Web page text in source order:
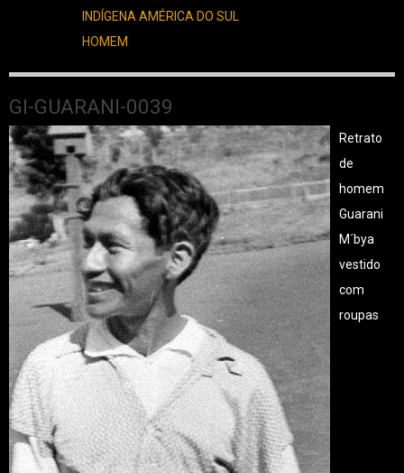
INDÍGENA AMÉRICA DO SUL
HOMEM
GI-GUARANI-0039
Retrato
de
homem
Guarani
M´bya
vestido
com
roupas